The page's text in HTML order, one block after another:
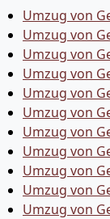
Umzug von
Umzug von
Umzug von
Umzug von
Umzug von
Umzug von
Umzug von
Umzug von
Umzug von
Umzug von
Umzug von